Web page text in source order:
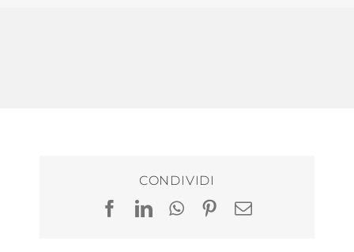
CONDIVIDI
FacebookLinkedIn
WhatsApp
Pinterest
Email